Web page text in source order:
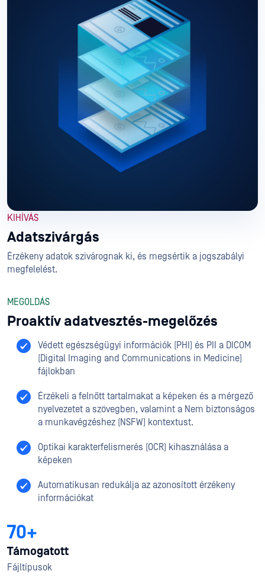
KIHÍVÁS
Adatszivárgás
Érzékeny adatok szivárognak ki, és megsértik a jogszabályi
megfelelést.
MEGOLDÁS
Proaktív adatvesztés-megelőzés
Védett egészségügyi információk (PHI) és PII a DICOM
(Digital Imaging and Communications in Medicine)
fájlokban
Érzékeli a felnőtt tartalmakat a képeken és a mérgező
nyelvezetet a szövegben, valamint a Nem biztonságos
a munkavégzéshez (NSFW) kontextust.
Optikai karakterfelismerés (OCR) kihasználása a
képeken
Automatikusan redukálja az azonosított érzékeny
információkat
70+
Támogatott
Fájltípusok